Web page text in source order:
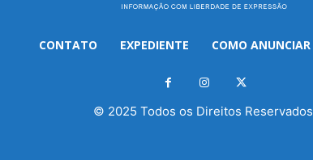
CONTATO EXPEDIENTE COMO ANUNCIAR
© 2025 Todos os Direitos Reservados